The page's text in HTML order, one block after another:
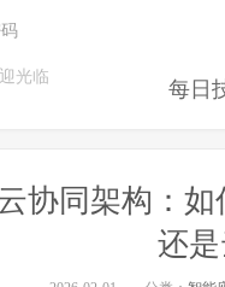
光临
每日
协同架构：
还